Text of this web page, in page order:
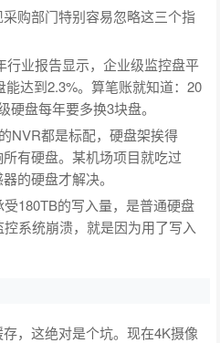
购部门特别容易忽略这三个指
行业报告显示，企业级监控盘平
达到2.3%。算笔账就知道：20
盘每年要多换3块盘。
NVR都是标配，硬盘架挨得
有硬盘。某机场项目就吃过
的硬盘才解决。
180TB的写入量，是普通硬盘
系统崩溃，就是因为用了写入
，这绝对是个坑。现在4K摄像